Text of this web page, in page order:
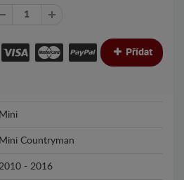
Přídat
Mini
Mini Countryman
- 2016